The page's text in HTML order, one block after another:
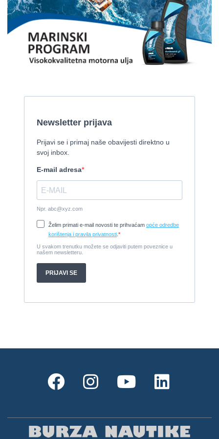
Gulet Kadena
2000, 32 x 8 m, Cummins
Pirelli 770 EFB
2010, 8,46 x 3,12 m, Mercruiser 235,4 kw
2015, 27 x 7 m, Iveco aifo x 2
Izletnički brod - 94 osobe
Cijena:370.000 EUR
Tender Williams 325 TurboJet - sniženo!
2008, 325 x 1.7 m, weber 750
Damor 900 FURIA - EXTRA OPREMA - PRILIKA - SNIŽENA
CIJENA
2008, 8,98 x 3 m, Yanmar 200kW - unutranji, diesel
Cijena:65.000 EUR
Prodajem jedrilicu ELAN 31 S
Cijena:27.000 EUR
1998, 19 x 5 m, Volvo penta 306ks
M/B San snova
2008, 27 x 6.5 m, Volvo penta 350 KS